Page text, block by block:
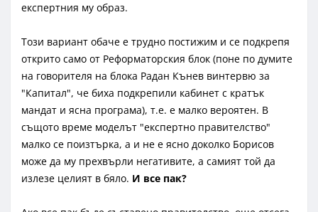
експертния му образ.
Този вариант обаче е трудно постижим и се подкрепя
открито само от Реформаторския блок (поне по думите
на говорителя на блока Радан Кънев винтервю за
"Капитал", че биха подкрепили кабинет с кратък
мандат и ясна програма), т.е. е малко вероятен. В
същото време моделът "експертно правителство"
малко се поизтърка, а и не е ясно доколко Борисов
може да му прехвърли негативите, а самият той да
излезе целият в бяло. И все пак?